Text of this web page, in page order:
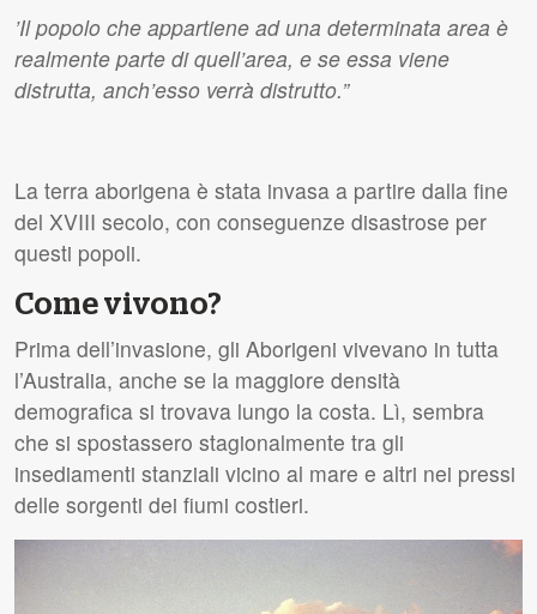
’Il popolo che appartiene ad una determinata area è
realmente parte di quell’area, e se essa viene
distrutta, anch’esso verrà distrutto.”
La terra aborigena è stata invasa a partire dalla fine
del XVIII secolo, con conseguenze disastrose per
questi popoli.
Come vivono?
Prima dell’invasione, gli Aborigeni vivevano in tutta
l’Australia, anche se la maggiore densità
demografica si trovava lungo la costa. Lì, sembra
che si spostassero stagionalmente tra gli
insediamenti stanziali vicino al mare e altri nei pressi
delle sorgenti dei fiumi costieri.